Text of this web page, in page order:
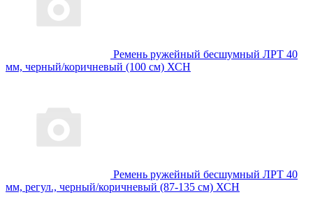
Ремень ружейный бесшумный ЛРТ 40
мм, черный/коричневый (100 см) ХСН
Ремень ружейный бесшумный ЛРТ 40
мм, регул., черный/коричневый (87-135 см) ХСН